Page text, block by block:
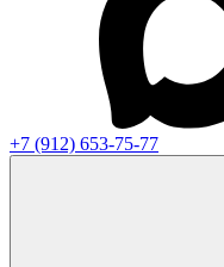
+7 (912) 653-75-77